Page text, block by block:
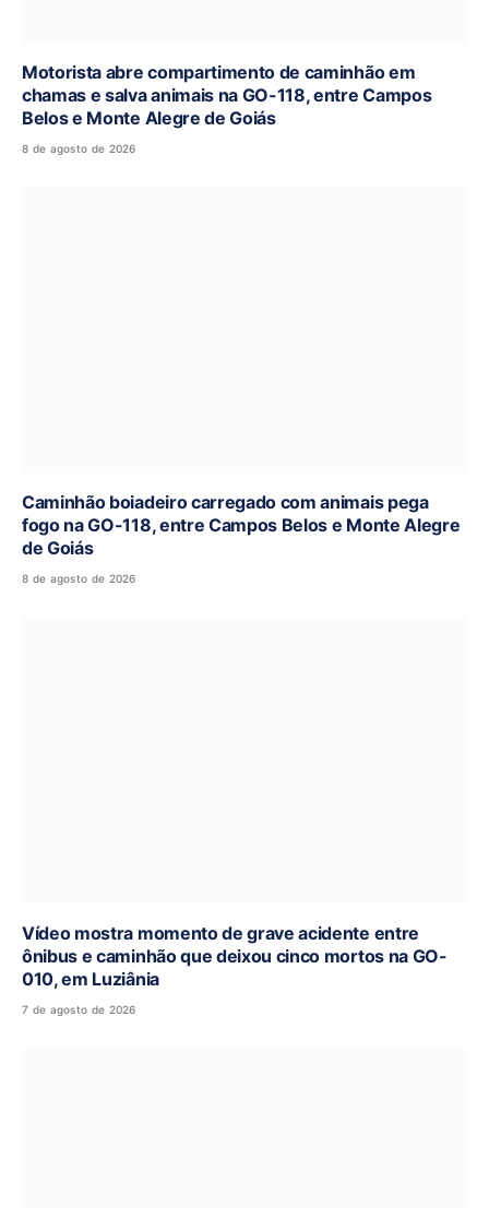
Motorista abre compartimento de caminhão em
chamas e salva animais na GO-118, entre Campos
Belos e Monte Alegre de Goiás
8 de agosto de 2026
Caminhão boiadeiro carregado com animais pega
fogo na GO-118, entre Campos Belos e Monte Alegre
de Goiás
8 de agosto de 2026
Vídeo mostra momento de grave acidente entre
ônibus e caminhão que deixou cinco mortos na GO-
010, em Luziânia
7 de agosto de 2026